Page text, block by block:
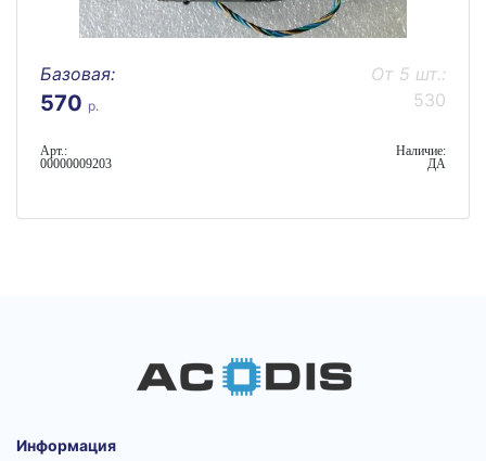
Базовая:
570 р.
От 5 шт.:
530
Арт.:
00000009203
Наличие:
ДА
Информация